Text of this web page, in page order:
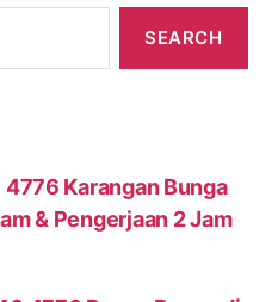
Karangan Bunga
& Pengerjaan 2 Jam